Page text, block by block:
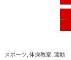
スポーツ 体操教室 運動